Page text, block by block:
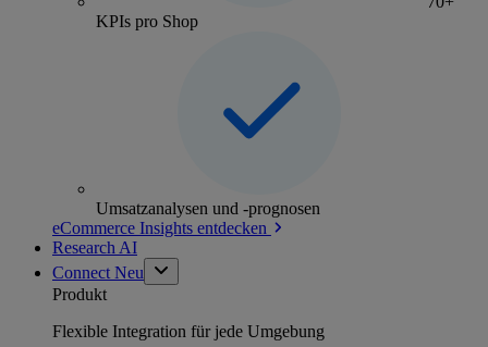
KPIs pro Shop
Umsatzanalysen und -prognosen
eCommerce Insights entdecken
Research AI
Connect Neu
Produkt
Flexible Integration für jede Umgebung